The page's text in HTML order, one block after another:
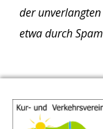
der
etwa durch